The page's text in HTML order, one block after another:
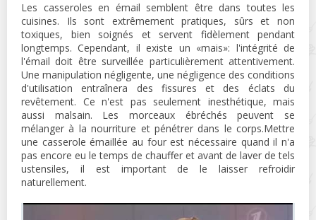
Les casseroles en émail semblent être dans toutes les
cuisines. Ils sont extrêmement pratiques, sûrs et non
toxiques, bien soignés et servent fidèlement pendant
longtemps. Cependant, il existe un «mais»: l'intégrité de
l'émail doit être surveillée particulièrement attentivement.
Une manipulation négligente, une négligence des conditions
d'utilisation entraînera des fissures et des éclats du
revêtement. Ce n'est pas seulement inesthétique, mais
aussi malsain. Les morceaux ébréchés peuvent se
mélanger à la nourriture et pénétrer dans le corps.Mettre
une casserole émaillée au four est nécessaire quand il n'a
pas encore eu le temps de chauffer et avant de laver de tels
ustensiles, il est important de le laisser refroidir
naturellement.